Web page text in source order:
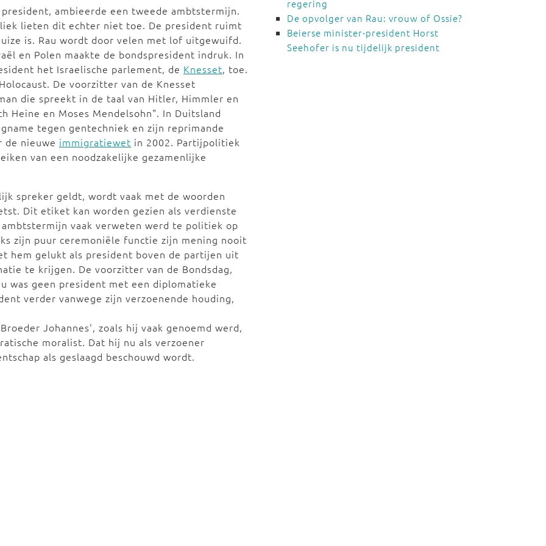
ambieerde een tweede ambtstermijn.
lieten dit echter niet toe. De president ruimt
is. Rau wordt door velen met lof uitgewuifd.
en Polen maakte de bondspresident indruk. In
het Israelische parlement, de Knesset, toe.
De voorzitter van de Knesset
die spreekt in de taal van Hitler, Himmler en
Heine en Moses Mendelsohn". In Duitsland
tegen gentechniek en zijn reprimande
de nieuwe immigratiewet in 2002. Partijpolitiek
van een noodzakelijke gezamenlijke
spreker geldt, wordt vaak met de woorden
Dit etiket kan worden gezien als verdienste
vaak verweten werd te politiek op
zijn puur ceremoniële functie zijn mening nooit
hem gelukt als president boven de partijen uit
te krijgen. De voorzitter van de Bondsdag,
was geen president met een diplomatieke
verder vanwege zijn verzoenende houding,
Johannes', zoals hij vaak genoemd werd,
moralist. Dat hij nu als verzoener
als geslaagd beschouwd wordt.
regering
De opvolger van Rau: vrouw of Ossie?
Beierse minister-president Horst
Seehofer is nu tijdelijk president